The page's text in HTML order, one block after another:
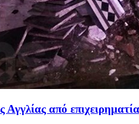
Αγγλίας από